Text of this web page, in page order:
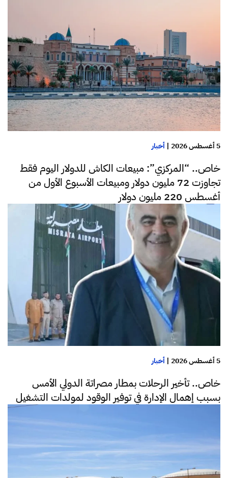
5 أغسطس 2026 | أخبار
خاص.. “المركزي”: مبيعات الكاش للدولار اليوم فقط
تجاوزت 72 مليون دولار ومبيعات الأسبوع الأول من
أغسطس 220 مليون دولار
5 أغسطس 2026 | أخبار
خاص.. تأخير الرحلات بمطار مصراتة الدولي الأمس
بسبب إهمال الإدارة في توفير الوقود لمولدات التشغيل